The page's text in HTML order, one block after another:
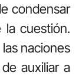
condensar
cuestión.
naciones
auxiliar a